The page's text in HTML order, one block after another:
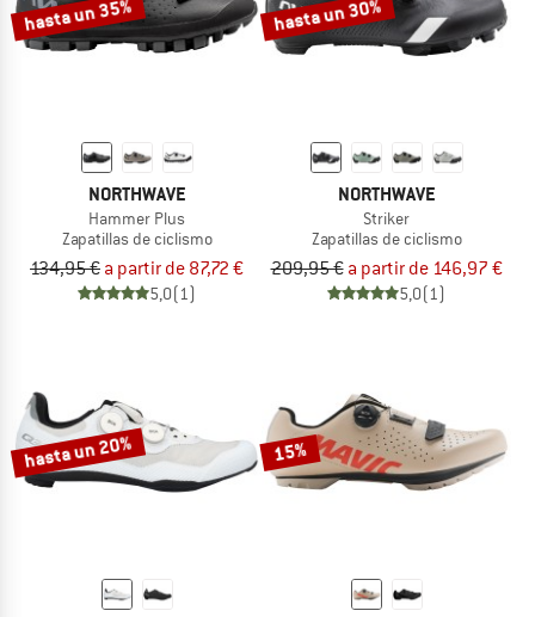
hasta un 35%
NORTHWAVE
Hammer Plus
Zapatillas de ciclismo
134,95 € a partir de 87,72 €
5,0(1)
hasta un 30%
NORTHWAVE
Striker
Zapatillas de ciclismo
209,95 € a partir de 146,97 €
5,0(1)
hasta un 20% 15%